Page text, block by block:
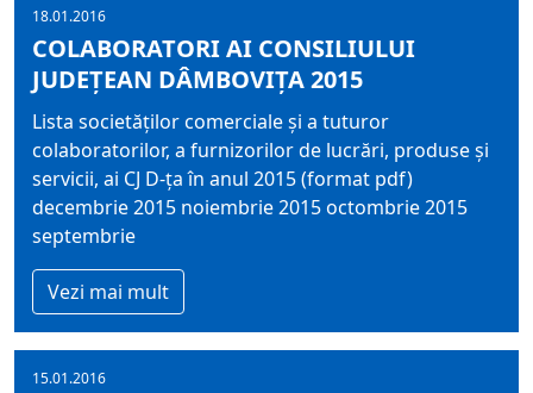
18.01.2016
COLABORATORI AI CONSILIULUI
JUDEŢEAN DÂMBOVIŢA 2015
Lista societăților comerciale și a tuturor
colaboratorilor, a furnizorilor de lucrări, produse și
servicii, ai CJ D-ța în anul 2015 (format pdf)
decembrie 2015 noiembrie 2015 octombrie 2015
septembrie
Vezi mai mult
15.01.2016